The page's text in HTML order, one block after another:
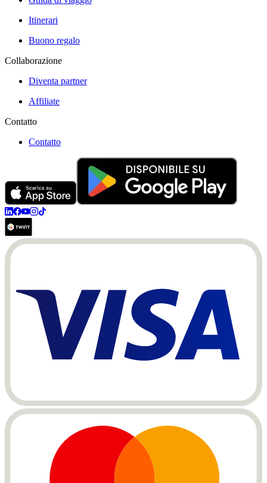
Itinerari
Buono regalo
Collaborazione
Diventa partner
Affiliate
Contatto
Contatto